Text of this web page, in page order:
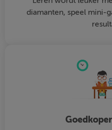
diamanten, speel mini-